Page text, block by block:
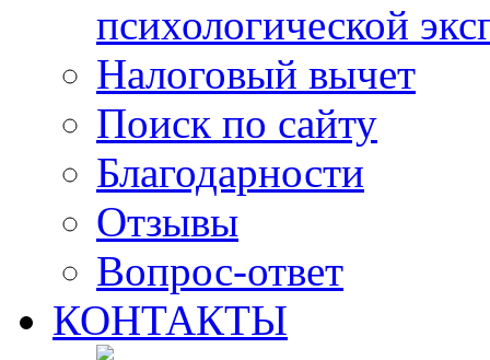
психологической
Налоговый вычет
Поиск по сайту
Благодарности
Отзывы
Вопрос-ответ
КОНТАКТЫ